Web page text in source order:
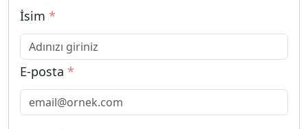
İsim *
E-posta *